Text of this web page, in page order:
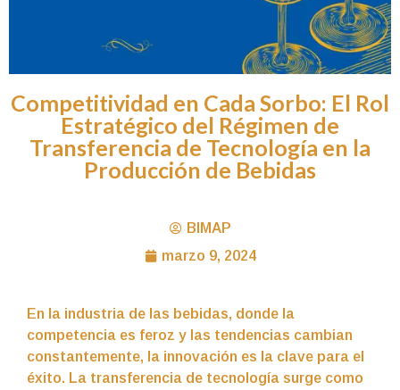
Competitividad en Cada Sorbo: El Rol
Estratégico del Régimen de
Transferencia de Tecnología en la
Producción de Bebidas
BIMAP
marzo 9, 2024
En la industria de las bebidas, donde la
competencia es feroz y las tendencias cambian
constantemente, la innovación es la clave para el
éxito. La transferencia de tecnología surge como